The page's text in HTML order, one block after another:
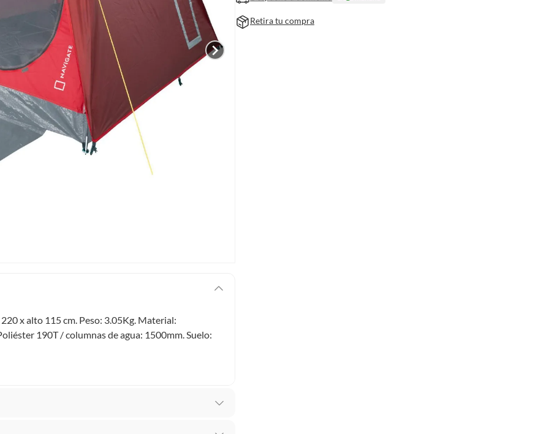
x alto 115 cm. Peso: 3.05Kg. Material:
190T / columnas de agua: 1500mm. Suelo:
Retira tu compra